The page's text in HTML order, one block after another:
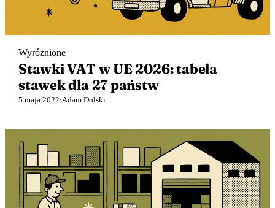
Przedstawiciel podatkowy Amazon z Eurofiscalis
🇮🇹 Włochy
Wyróżnione
Stawki VAT w UE 2026: tabela
stawek dla 27 państw
5 maja 2022·Adam Dolski